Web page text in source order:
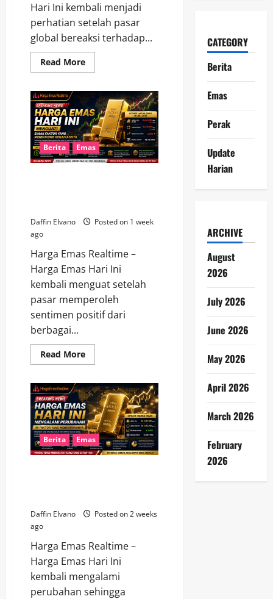
Hari Ini kembali menjadi
perhatian setelah pasar
global bereaksi terhadap...
Read MoreRead
more
Harga
Emas
Hari
Ini
Dipengaruhi
Inflasi
dan
Kebijakan
Suku
Berita Emas
Daffin Elvano
Posted on 1 week
ago
Harga Emas Realtime –
Harga Emas Hari Ini
kembali menguat setelah
pasar memperoleh
sentimen positif dari
berbagai...
Read MoreRead
more
Emas
Hari
Ini
Menguat,
Simak
Faktor
yang
Mendukung
Kenaikannya
Berita Emas
Daffin Elvano
Posted on 2 weeks
ago
Harga Emas Realtime –
Harga Emas Hari Ini
kembali mengalami
perubahan sehingga
CATEGORY
Berita
Emas
Perak
Update
Harian
ARCHIVE
August
2026
July 2026
June 2026
May 2026
April 2026
March 2026
February
2026